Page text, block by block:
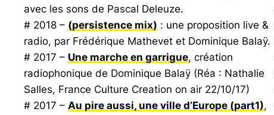
avec les sons de Pascal Deleuze.
# 2018 – (persistence mix) : une proposition live &
radio, par Frédérique Mathevet et Dominique Balaÿ.
# 2017 – Une marche en garrigue, création
radiophonique de Dominique Balaÿ (Réa : Nathalie
Salles, France Culture Creation on air 22/10/17)
# 2017 – Au pire aussi, une ville d’Europe (part1),